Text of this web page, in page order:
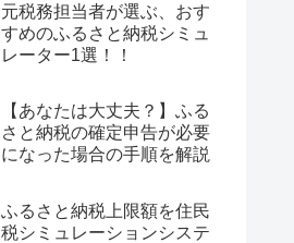
元税務担当者が選ぶ、おす
すめのふるさと納税シミュ
レーター1選！！
【あなたは大丈夫？】ふる
さと納税の確定申告が必要
になった場合の手順を解説
ふるさと納税上限額を住民
税シミュレーションシステ